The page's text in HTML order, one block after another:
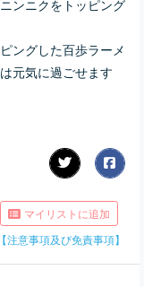
ングした百歩ラーメ
元気に過ごせます
マイリストに追加
【注意事項及び免責事項】